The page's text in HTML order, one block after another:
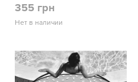
355 грн
Нет в наличии